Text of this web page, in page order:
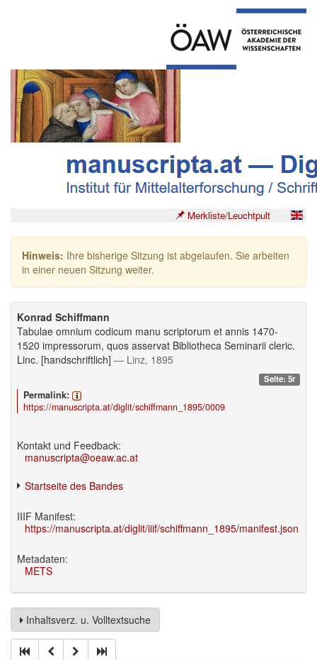
Merkliste/Leuchtpult
Hinweis: Ihre bisherige Sitzung ist abgelaufen. Sie arbeiten
in einer neuen Sitzung weiter.
Konrad Schiffmann
Tabulae omnium codicum manu scriptorum et annis 1470-
1520 impressorum, quos asservat Bibliotheca Seminarii cleric.
Linc. [handschriftlich] — Linz, 1895
Seite: 5r
Permalink:
https://manuscripta.at/diglit/schiffmann_1895/0009
Kontakt und Feedback:
manuscripta@oeaw.ac.at
Startseite des Bandes
IIIF Manifest:
https://manuscripta.at/diglit/iiif/schiffmann_1895/manifest.json
Metadaten:
METS
Inhaltsverz. u. Volltextsuche